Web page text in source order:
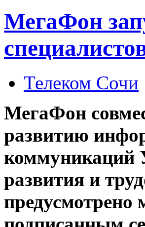
МегаФон
Телеком Сочи
МегаФон
развитию
коммуникаций
развития и
предусмотрено